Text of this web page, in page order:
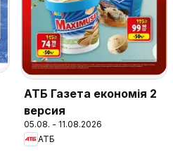
АТБ Газета економія 2
версия
05.08. - 11.08.2026
АТБ